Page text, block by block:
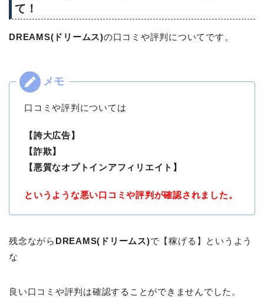
て！
DREAMS(ドリームス)の口コミや評判についてです。
口コミや評判については
【誇大広告】
【詐欺】
【悪質なオプトインアフィリエイト】
というような悪い口コミや評判が確認されました。
残念ながら DREAMS(ドリームス)で【稼げる】というよう
な
良い口コミや評判は確認することができませんでした。